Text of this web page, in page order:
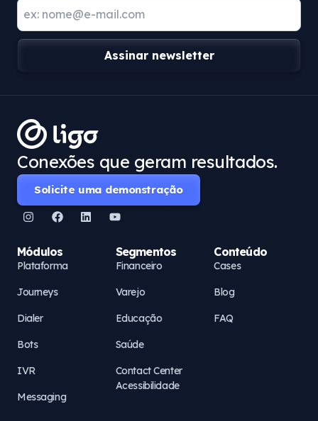
Assinar newsletter
Conexões que geram resultados.
Solicite uma demonstração
Módulos
Plataforma
Journeys
Dialer
Bots
IVR
Messaging
Segmentos
Financeiro
Varejo
Educação
Saúde
Contact Center
Acessibilidade
Conteúdo
Cases
Blog
FAQ